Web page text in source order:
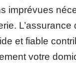
imprévues
L’assurance
et fiable
votre